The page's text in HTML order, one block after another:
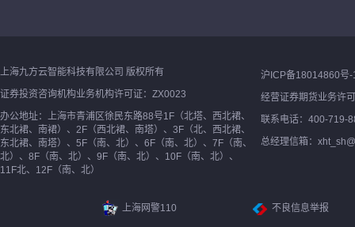
上海九方云智能科技有限公司 版权所有
证券投资咨询机构业务机构许可证：ZX0023
办公地址：上海市青浦区徐民东路88号1F（北塔、西北裙、
东北裙、南裙）、2F（西北裙、南塔）、3F（北、西北裙、
东北裙、南塔）、5F（南、北）、6F（南、北）、7F（南、
北）、8F（南、北）、9F（南、北）、10F（南、北）、
11F北、12F（南、北）
沪ICP备18014860号-
经营证券期货业务许
联系电话：400-719-
总经理信箱：
上海网警110 不良信息举报